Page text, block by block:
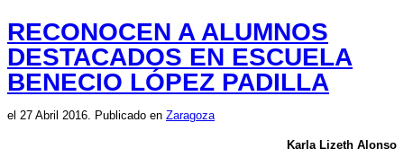
RECONOCEN A ALUMNOS
DESTACADOS EN ESCUELA
BENECIO LÓPEZ PADILLA
el 27 Abril 2016. Publicado en Zaragoza
Karla Lizeth Alonso